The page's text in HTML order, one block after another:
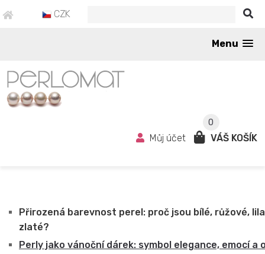
CZK
Menu
0
Můj účet VÁŠ KOŠÍK
Přirozená barevnost perel: proč jsou bílé, růžové,
zlaté?
Perly jako vánoční dárek: symbol elegance, emocí a